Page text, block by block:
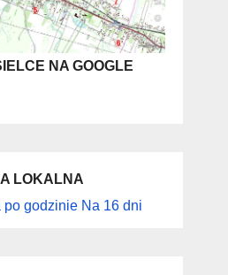
NA GOOGLE
LOKALNA
po godzinie Na 16 dni